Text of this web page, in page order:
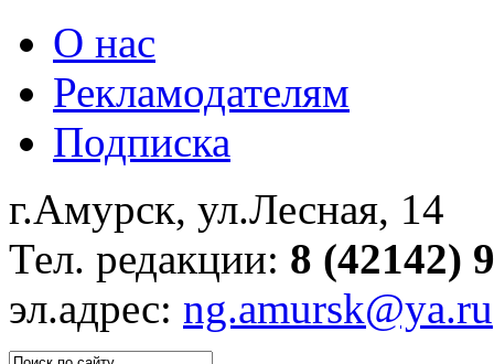
О нас
Рекламодателям
Подписка
г.Амурск, ул.Лесная, 14
Тел. редакции: 8 (42142)
эл.адрес: ng.amursk@ya.ru